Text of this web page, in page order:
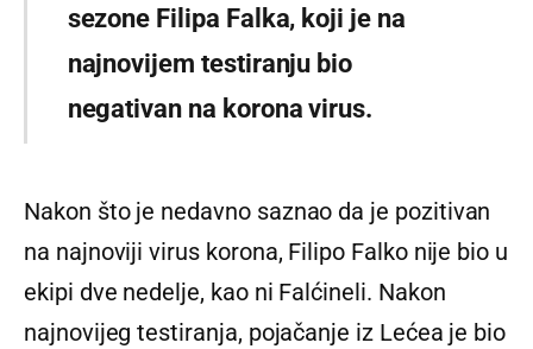
sezone Filipa Falka, koji je na
najnovijem testiranju bio
negativan na korona virus.
Nakon što je nedavno saznao da je pozitivan
na najnoviji virus korona, Filipo Falko nije bio u
ekipi dve nedelje, kao ni Falćineli. Nakon
najnovijeg testiranja, pojačanje iz Lećea je bio